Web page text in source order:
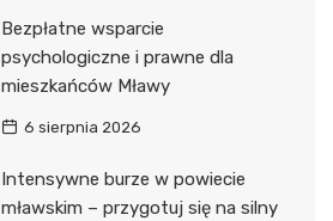
Bezpłatne wsparcie
psychologiczne i prawne dla
mieszkańców Mławy
6 sierpnia 2026
Intensywne burze w powiecie
mławskim – przygotuj się na silny